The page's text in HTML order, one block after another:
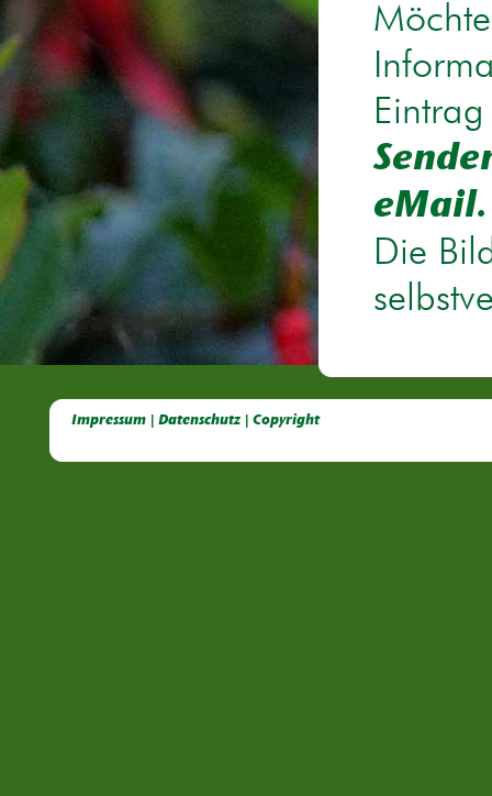
eMail.
Die
Impressum | Datenschutz | Copyright